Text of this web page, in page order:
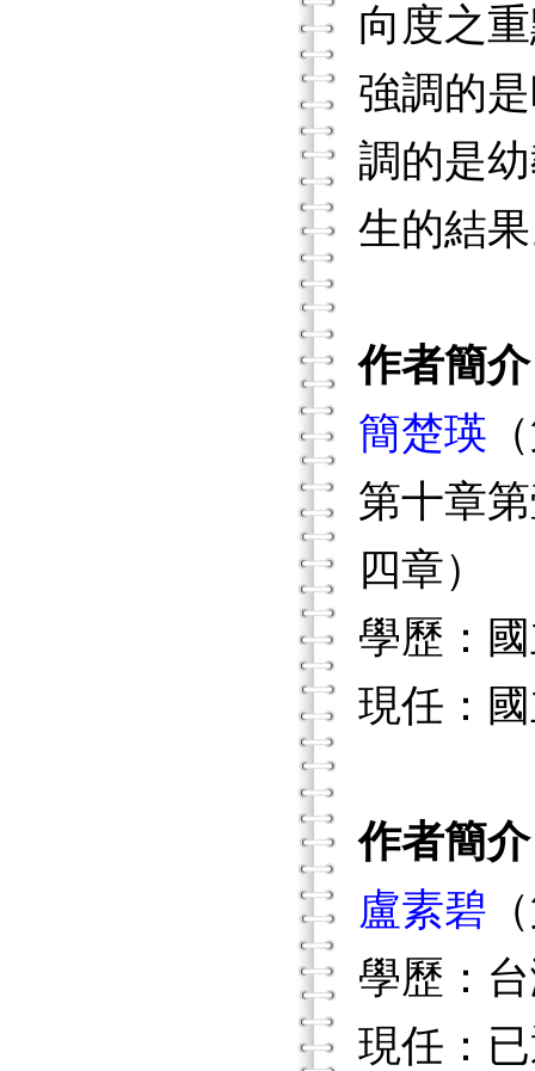
向度之
強調的
調的是
生的結
作者簡介
簡楚瑛
第十章
四章）
學歷：
現任：
作者簡介
盧素碧
學歷：
現任：